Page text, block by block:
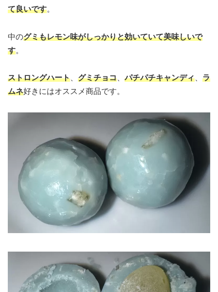
て良いです。
中のグミもレモン味がしっかりと効いていて美味しいで
す。
ストロングハート グミチョコ 、パチパチキャンディ
ラ
ムネ好きにはオススメ商品です。